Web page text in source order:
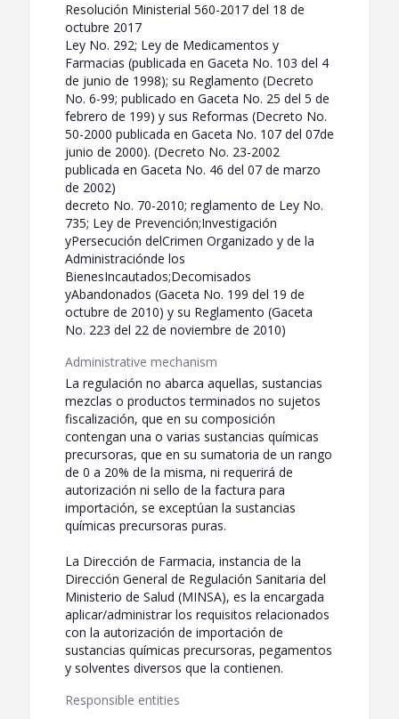
Resolución Ministerial 560-2017 del 18 de
octubre 2017
Ley No. 292; Ley de Medicamentos y
Farmacias (publicada en Gaceta No. 103 del 4
de junio de 1998); su Reglamento (Decreto
No. 6-99; publicado en Gaceta No. 25 del 5 de
febrero de 199) y sus Reformas (Decreto No.
50-2000 publicada en Gaceta No. 107 del 07de
junio de 2000). (Decreto No. 23-2002
publicada en Gaceta No. 46 del 07 de marzo
de 2002)
decreto No. 70-2010; reglamento de Ley No.
735; Ley de Prevención;Investigación
yPersecución delCrimen Organizado y de la
Administraciónde los
BienesIncautados;Decomisados
yAbandonados (Gaceta No. 199 del 19 de
octubre de 2010) y su Reglamento (Gaceta
No. 223 del 22 de noviembre de 2010)
Administrative mechanism
La regulación no abarca aquellas, sustancias
mezclas o productos terminados no sujetos
fiscalización, que en su composición
contengan una o varias sustancias químicas
precursoras, que en su sumatoria de un rango
de 0 a 20% de la misma, ni requerirá de
autorización ni sello de la factura para
importación, se exceptúan la sustancias
químicas precursoras puras.
La Dirección de Farmacia, instancia de la
Dirección General de Regulación Sanitaria del
Ministerio de Salud (MINSA), es la encargada
aplicar/administrar los requisitos relacionados
con la autorización de importación de
sustancias químicas precursoras, pegamentos
y solventes diversos que la contienen.
Responsible entities